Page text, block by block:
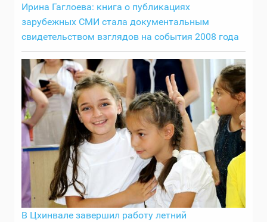
Ирина Гаглоева: книга о публикациях
зарубежных СМИ стала документальным
свидетельством взглядов на события 2008 года
В Цхинвале завершил работу летний